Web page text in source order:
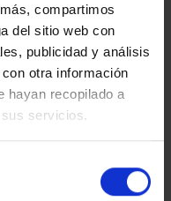
compartimos
del sitio web con
publicidad y análisis
otra información
hayan recopilado a
servicios.
949,00 €
Sólo para usuarios
registrados